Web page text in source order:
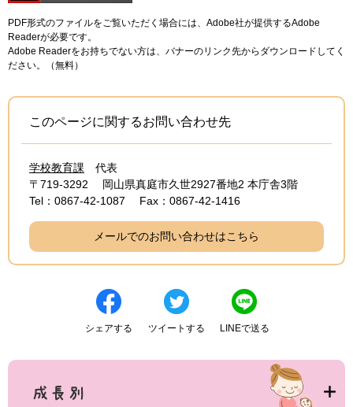
PDF形式のファイルをご覧いただく場合には、Adobe社が提供するAdobe
Readerが必要です。
Adobe Readerをお持ちでない方は、バナーのリンク先からダウンロードしてく
ださい。（無料）
このページに関するお問い合わせ先
学校教育課
代表
〒719-3292
岡山県真庭市久世2927番地2 本庁舎3階
Tel：0867-42-1087
Fax：0867-42-1416
メールでのお問い合わせはこちら
シェアする ツイートする LINEで送る